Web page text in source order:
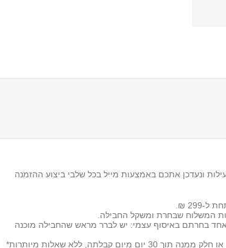
ונעדכן אתכם באמצעות מייל בכל שלבי ביצוע ההזמנה
299 ₪.
בחרתם באיסוף עצמי: יש לברר מראש שהחבילה מוכנה
מעמד לכוסות חד פעמיים
Tosca